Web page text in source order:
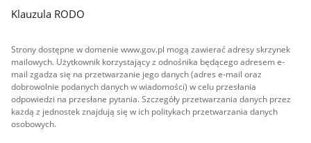
Klauzula RODO
Strony dostępne w domenie www.gov.pl mogą zawierać adresy skrzynek
mailowych. Użytkownik korzystający z odnośnika będącego adresem e-
mail zgadza się na przetwarzanie jego danych (adres e-mail oraz
dobrowolnie podanych danych w wiadomości) w celu przesłania
odpowiedzi na przesłane pytania. Szczegóły przetwarzania danych przez
każdą z jednostek znajdują się w ich politykach przetwarzania danych
osobowych.